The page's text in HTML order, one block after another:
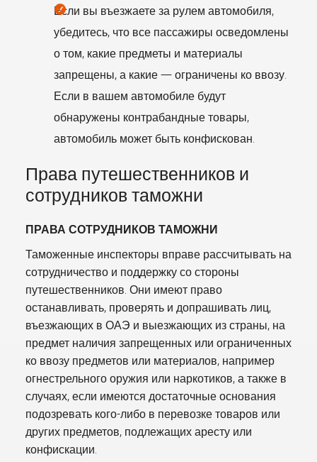
Если вы въезжаете за рулем автомобиля,
убедитесь, что все пассажиры осведомлены
о том, какие предметы и материалы
запрещены, а какие — ограничены ко ввозу.
Если в вашем автомобиле будут
обнаружены контрабандные товары,
автомобиль может быть конфискован.
Права путешественников и
сотрудников таможни
ПРАВА СОТРУДНИКОВ ТАМОЖНИ
Таможенные инспекторы вправе рассчитывать на
сотрудничество и поддержку со стороны
путешественников. Они имеют право
останавливать, проверять и допрашивать лиц,
въезжающих в ОАЭ и выезжающих из страны, на
предмет наличия запрещенных или ограниченных
ко ввозу предметов или материалов, например
огнестрельного оружия или наркотиков, а также в
случаях, если имеются достаточные основания
подозревать кого-либо в перевозке товаров или
других предметов, подлежащих аресту или
конфискации.